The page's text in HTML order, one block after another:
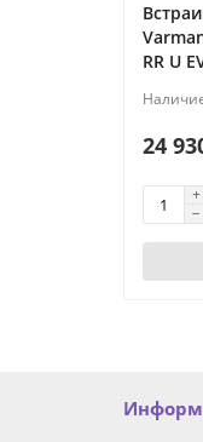
RR U
24